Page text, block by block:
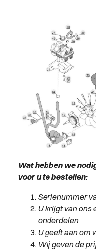
Wat hebben we
voor u te bestellen:
Serienummer
U krijgt van ons
onderdelen
U geeft aan om
Wij geven de